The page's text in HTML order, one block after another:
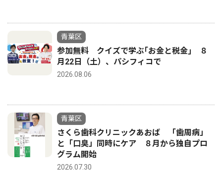
青葉区
参加無料 クイズで学ぶ｢お金と税金｣ ８
月22日（土）、パシフィコで
2026.08.06
青葉区
さくら歯科クリニックあおば 「歯周病」
と「口臭」同時にケア ８月から独自プロ
グラム開始
2026.07.30